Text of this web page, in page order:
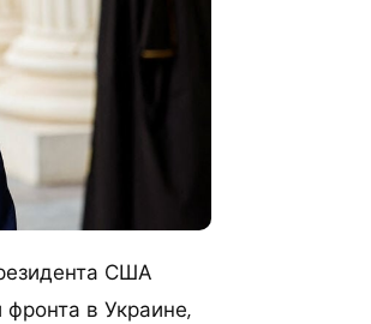
США
в Украине,